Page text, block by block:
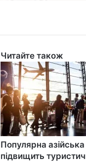
Читайте також
Close
Популярна азійська
підвищить